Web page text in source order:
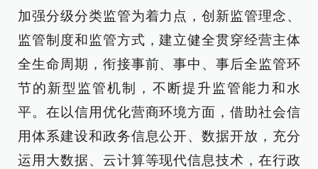
加强分级分类监管为着力点，创新监管理念、
监管制度和监管方式，建立健全贯穿经营主体
全生命周期，衔接事前、事中、事后全监管环
节的新型监管机制，不断提升监管能力和水
平。在以信用优化营商环境方面，借助社会信
用体系建设和政务信息公开、数据开放，充分
运用大数据、云计算等现代信息技术，在行政